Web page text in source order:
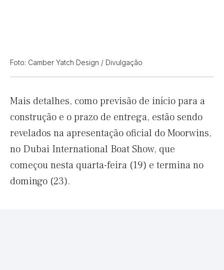
Foto: Camber Yatch Design / Divulgação
Mais detalhes, como previsão de início para a
construção e o prazo de entrega, estão sendo
revelados na apresentação oficial do Moorwins,
no Dubai International Boat Show, que
começou nesta quarta-feira (19) e termina no
domingo (23).